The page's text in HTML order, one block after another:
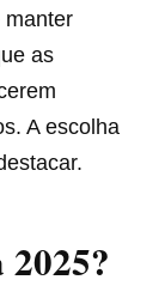
manter
as
A escolha